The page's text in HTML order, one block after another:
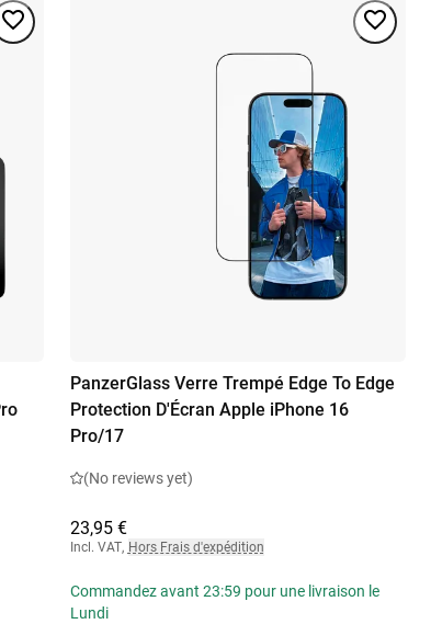
PanzerGlass Verre Trempé Edge To Edge
Protection D'Écran Apple iPhone 16
Pro/17
(No reviews yet)
23,95 €
Incl. VAT, Hors Frais d'expédition
Commandez avant 23:59 pour une livraison le
Lundi